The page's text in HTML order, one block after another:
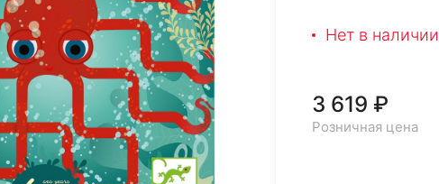
Нет в наличии
3 619 ₽
Розничная цена